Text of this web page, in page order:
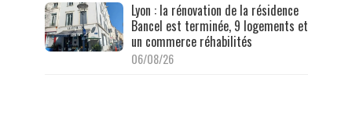
Lyon : la rénovation de la résidence
Bancel est terminée, 9 logements et
un commerce réhabilités
06/08/26